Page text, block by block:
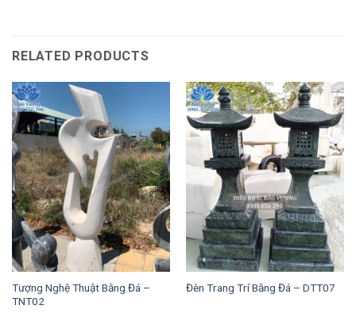
RELATED PRODUCTS
Tượng Nghệ Thuật Bằng Đá –
TNT02
Đèn Trang Trí Bằng Đá – DTT07